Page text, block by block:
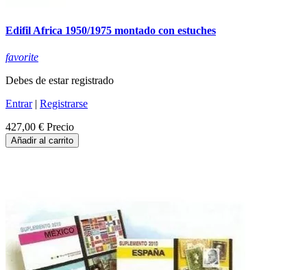
Edifil Africa 1950/1975 montado con estuches
favorite
Debes de estar registrado
Entrar| Registrarse
427,00 € Precio
Añadir al carrito